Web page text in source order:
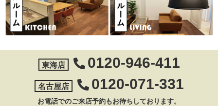
東海店 0120-946-411
名古屋店 0120-071-331
お電話でのご来店予約もお待ちしております。